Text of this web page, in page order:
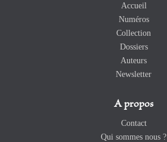
Accueil
Numéros
Collection
Dossiers
Auteurs
Newsletter
A propos
Contact
Qui sommes nous ?